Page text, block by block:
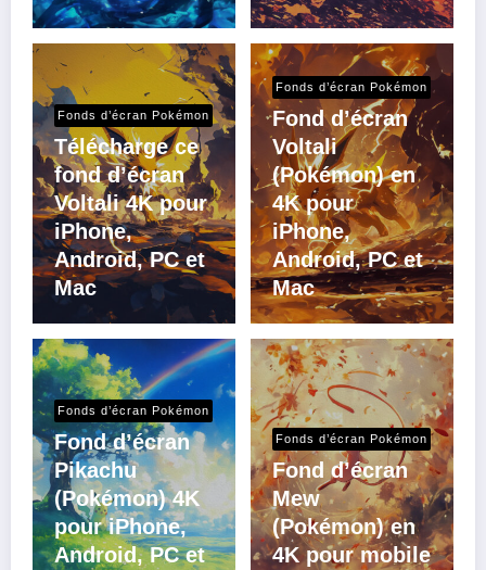
Fonds d’écran Pokémon
Télécharge ce
fond d’écran
Voltali 4K pour
iPhone,
Android, PC et
Mac
Fonds d’écran Pokémon
Fond d’écran
Voltali
(Pokémon) en
4K pour
iPhone,
Android, PC et
Mac
Fonds d’écran Pokémon
Fond d’écran
Pikachu
(Pokémon) 4K
pour iPhone,
Android, PC et
Fonds d’écran Pokémon
Fond d’écran
Mew
(Pokémon) en
4K pour mobile